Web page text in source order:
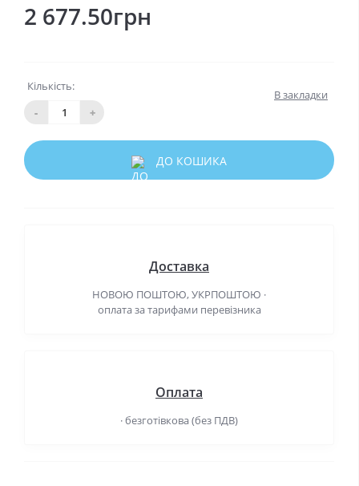
2 677.50грн
Кількість:
-
+
В закладки
ДО КОШИКА
Доставка
НОВОЮ ПОШТОЮ, УКРПОШТОЮ ·
оплата за тарифами перевізника
Оплата
· безготівкова (без ПДВ)